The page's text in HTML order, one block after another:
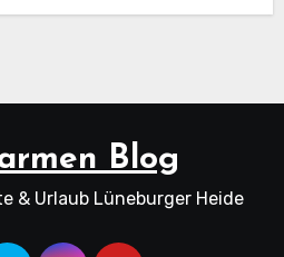
Blog
& Urlaub Lüneburger Heide